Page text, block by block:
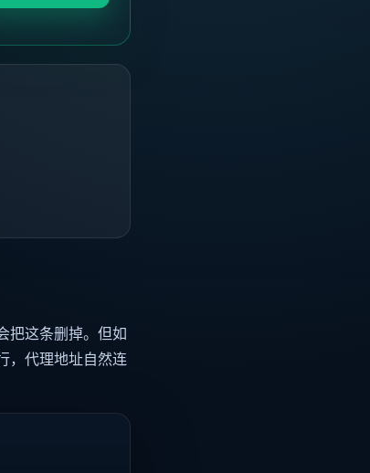
把这条删掉。但如
，代理地址自然连